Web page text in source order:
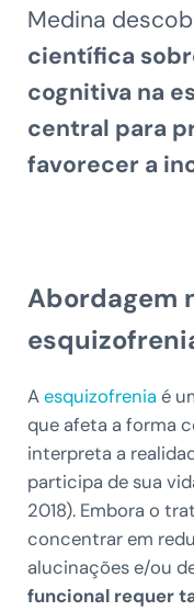
Medina
científica
cognitiva na
central para
favorecer a
Abordagem
Aesquizofrenia é
que afeta a forma
interpreta a
participa de sua
2018). Embora o
concentrar em
alucinações e/ou
funcional requer